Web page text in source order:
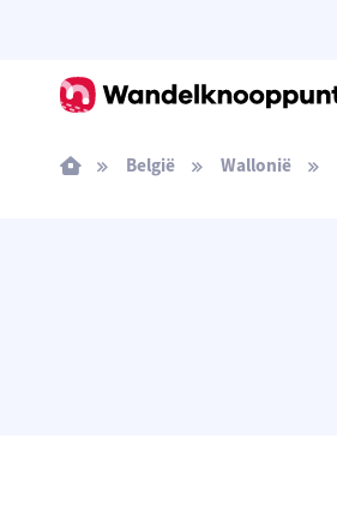
België Wallonië